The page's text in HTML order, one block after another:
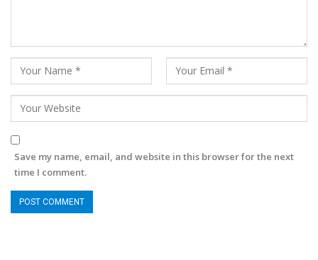
Save my name, email, and website in this browser for the next
time I comment.